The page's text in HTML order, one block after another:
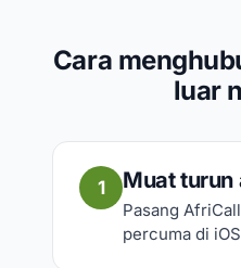
Cara
luar
1 Muat turun
Pasang
percuma di